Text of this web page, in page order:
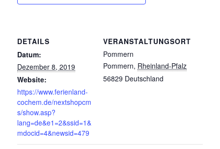
DETAILS
Datum:
Dezember 8, 2019
Website:
https://www.ferienland-
cochem.de/nextshopcm
s/show.asp?
lang=de&e1=2&ssid=1&
mdocid=4&newsid=479
VERANSTALTUNGSORT
Pommern
Pommern, Rheinland-Pfalz
56829 Deutschland